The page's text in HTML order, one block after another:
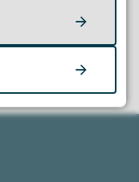
etter?